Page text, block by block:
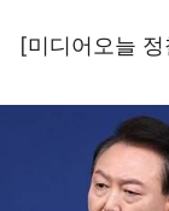
[미디어오늘